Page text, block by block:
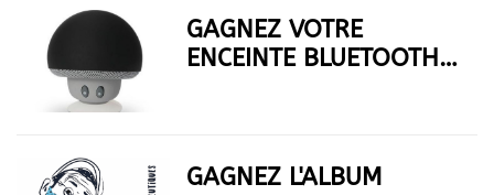
GAGNEZ VOTRE
ENCEINTE BLUETOOTH
GAGNEZ L'ALBUM